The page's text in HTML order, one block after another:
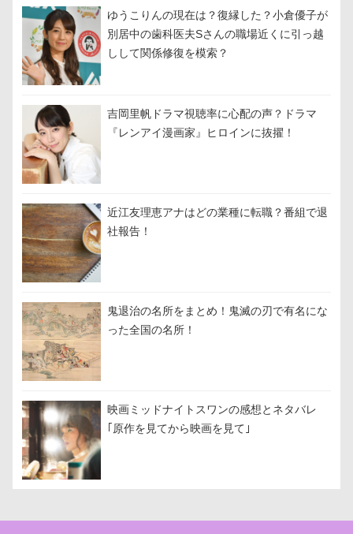
ゆうこりんの現在は？復縁した？小倉優子が
別居中の歯科医夫Sさんの職場近くに引っ越
しして関係修復を模索？
吉岡里帆ドラマ視聴率に心配の声？ドラマ
『レンアイ漫画家』ヒロインに抜擢！
近江友理恵アナはどの業種に転職？番組で退
社報告！
鬼退治の名所をまとめ！鬼滅の刃で有名にな
った全国の名所！
映画ミッドナイトスワンの感想とネタバレ
｢原作を見てから映画を見て｣